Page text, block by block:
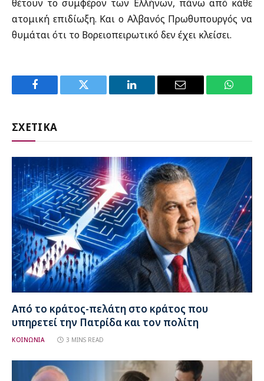
θέτουν το συμφέρον των Ελλήνων, πάνω από κάθε
ατομική επιδίωξη. Και ο Αλβανός Πρωθυπουργός να
θυμάται ότι το Βορειοπειρωτικό δεν έχει κλείσει.
Facebook Twitter LinkedIn Email
ΣΧΕΤΙΚΑ
Από το κράτος-πελάτη στο κράτος που
υπηρετεί την Πατρίδα και τον πολίτη
ΚΟΙΝΩΝΙΑ 3 MINS READ